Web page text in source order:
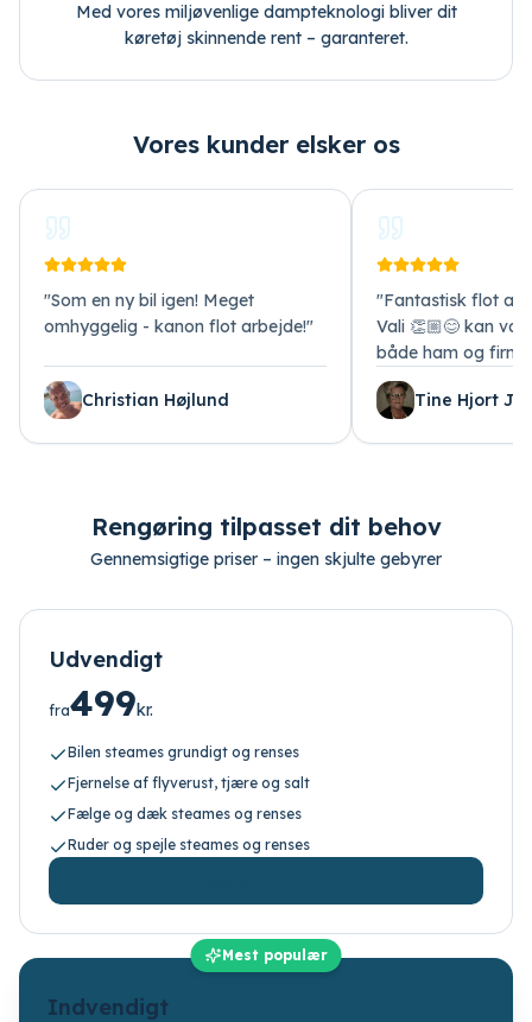
Med vores miljøvenlige dampteknologi bliver dit
køretøj skinnende rent – garanteret.
Vores kunder elsker os
"Som en ny bil igen! Meget
omhyggelig - kanon flot arbejde!"
Christian Højlund
"Fantastisk flot
Vali 👏🏼😊 kan
både ham og
Tine Hjort
Rengøring tilpasset dit behov
Gennemsigtige priser – ingen skjulte gebyrer
Udvendigt
fra499kr.
Bilen steames grundigt og renses
Fjernelse af flyverust, tjære og salt
Fælge og dæk steames og renses
Ruder og spejle steames og renses
Mest populær
Indvendigt